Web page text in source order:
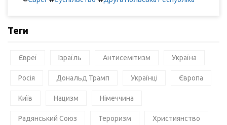
Теги
Євреї Ізраїль Антисемітизм Україна
Росія Дональд Трамп Українці Європа
Київ Нацизм Німеччина
Радянський Союз Тероризм Християнство